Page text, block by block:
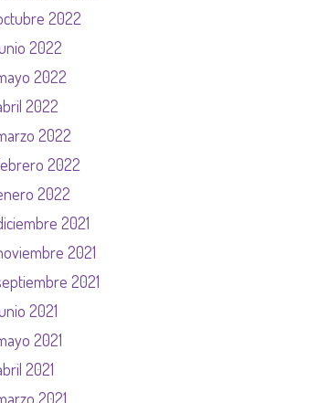
2022
2022
2022
2022
2022
2022
2022
2021
2021
2021
2021
2021
2021
2021